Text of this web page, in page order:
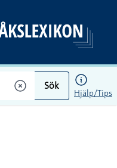
Sök
Hjälp/Tips